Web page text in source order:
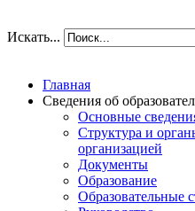
Искать...
Главная
Сведения об
Основные
Структура и
организацией
Документы
Образование
Образовательные